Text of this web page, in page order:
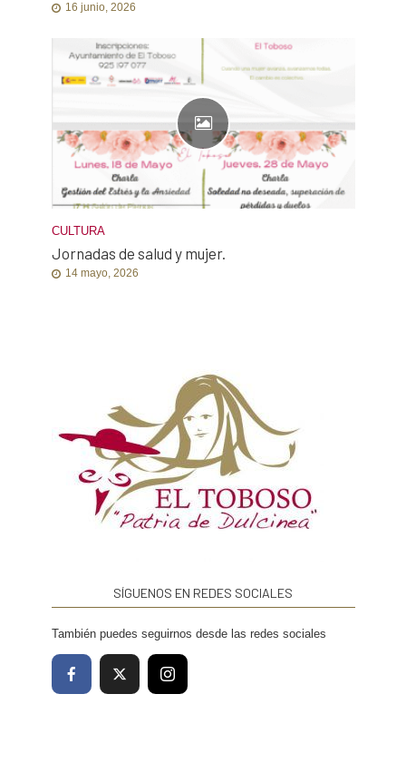
16 junio, 2026
CULTURA
Jornadas de salud y mujer.
14 mayo, 2026
SÍGUENOS EN REDES SOCIALES
También puedes seguirnos desde las redes sociales